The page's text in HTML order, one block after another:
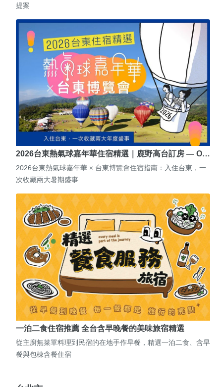
提案
2026台東熱氣球嘉年華住宿精選｜鹿野高台訂房 — O…
2026台東熱氣球嘉年華 × 台東博覽會住宿指南：入住台東，一
次收藏兩大暑期盛事
一泊二食住宿推薦 全台含早晚餐的美味旅宿精選
從主廚無菜單料理到民宿的在地手作早餐，精選一泊二食、含早
餐與包棟含餐住宿